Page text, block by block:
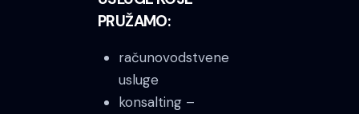
PRUŽAMO:
računovodstvene
usluge
konsalting –